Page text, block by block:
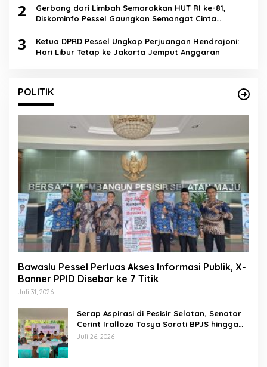
2
Gerbang dari Limbah Semarakkan HUT RI ke-81,
Diskominfo Pessel Gaungkan Semangat Cinta
3
Ketua DPRD Pessel Ungkap Perjuangan Hendrajoni:
Hari Libur Tetap ke Jakarta Jemput Anggaran
POLITIK
Bawaslu Pessel Perluas Akses Informasi Publik, X-
Banner PPID Disebar ke 7 Titik
Juli 31, 2026
Serap Aspirasi di Pesisir Selatan, Senator
Cerint Iralloza Tasya Soroti BPJS hingga
Kurikulum Merdeka
Juli 26, 2026